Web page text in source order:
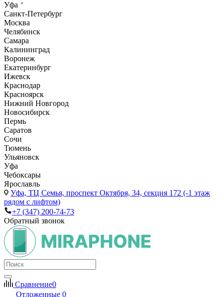
Уфа
Санкт-Петербург
Москва
Челябинск
Самара
Калининград
Воронеж
Екатеринбург
Ижевск
Краснодар
Красноярск
Нижний Новгород
Новосибирск
Пермь
Саратов
Сочи
Тюмень
Ульяновск
Уфа
Чебоксары
Ярославль
Уфа, ТЦ Семья, проспект Октября, 34, секция 172 (-1 этаж
рядом с лифтом)
+7 (347) 200-74-73
Обратный звонок
Сравнение0
Отложенные 0